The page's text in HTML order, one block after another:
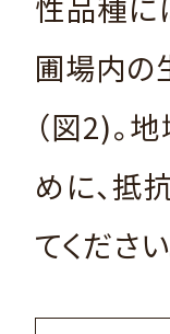
圃場内の
（図2)。
めに、抵
てください